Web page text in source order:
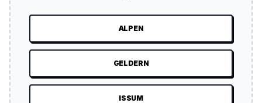
ALPEN
GELDERN
ISSUM